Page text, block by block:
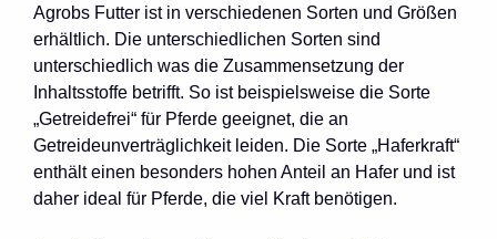
Agrobs Futter ist in verschiedenen Sorten und Größen
erhältlich. Die unterschiedlichen Sorten sind
unterschiedlich was die Zusammensetzung der
Inhaltsstoffe betrifft. So ist beispielsweise die Sorte
„Getreidefrei“ für Pferde geeignet, die an
Getreideunverträglichkeit leiden. Die Sorte „Haferkraft“
enthält einen besonders hohen Anteil an Hafer und ist
daher ideal für Pferde, die viel Kraft benötigen.